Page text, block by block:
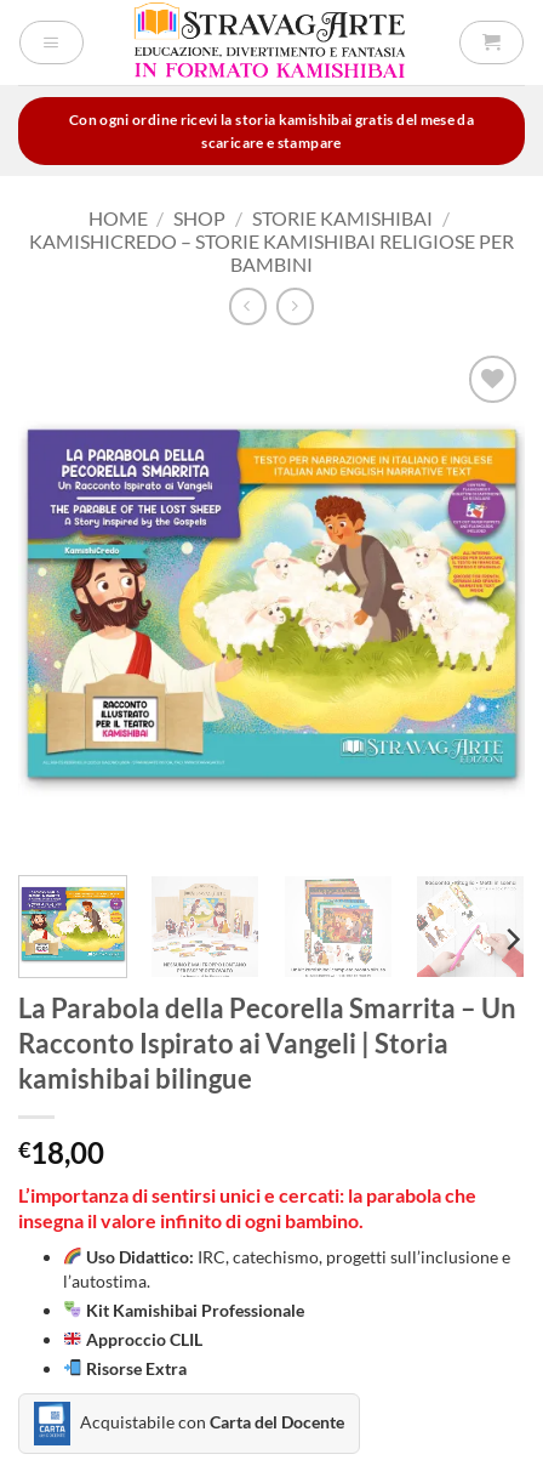
Con ogni ordine ricevi la storia kamishibai gratis del mese da
scaricare e stampare
HOME / SHOP / STORIE KAMISHIBAI /
KAMISHICREDO – STORIE KAMISHIBAI RELIGIOSE PER
BAMBINI
Aggiungi
alla lista
dei
desideri
La Parabola della Pecorella Smarrita – Un
Racconto Ispirato ai Vangeli | Storia
kamishibai bilingue
€18,00
L’importanza di sentirsi unici e cercati: la parabola che
insegna il valore infinito di ogni bambino.
Uso Didattico: IRC, catechismo, progetti sull’inclusione e
l’autostima.
Kit Kamishibai Professionale
Approccio CLIL
Risorse Extra
Acquistabile con Carta del Docente